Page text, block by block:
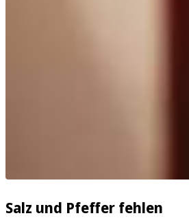
Salz und Pfeffer fehlen